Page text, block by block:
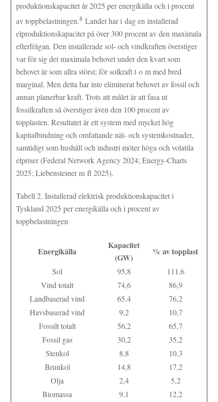
produktionskapacitet år 2025 per energikälla och i procent
av toppbelastningen.8 Landet har i dag en installerad
elproduktionskapacitet på över 300 procent av den maximala
efterfrågan. Den installerade sol- och vindkraften överstiger
var för sig det maximala behovet under den kvart som
behovet är som allra störst; för solkraft t o m med bred
marginal. Men detta har inte eliminerat behovet av fossil och
annan planerbar kraft. Trots att målet är att fasa ut
fossilkraften så överstiger även den 100 procent av
topplasten. Resultatet är ett system med mycket hög
kapitalbindning och omfattande nät- och systemkostnader,
samtidigt som hushåll och industri möter höga och volatila
elpriser (Federal Network Agency 2024; Energy-Charts
2025; Liebensteiner m fl 2025).
Tabell 2. Installerad elektrisk produktionskapacitet i
Tyskland 2025 per energikälla och i procent av
toppbelastningen
Energikälla
Kapacitet
(GW)
% av topplast
Sol 95,8
111,6
Vind totalt
74,6
86,9
Landbaserad vind
65,4
76,2
Havsbaserad vind
9,2
10,7
Fossilt totalt
56,2
65,7
Fossil gas
30,2
35,2
Stenkol
8,8
10,3
Brunkol
14,8
17,2
Olja
2,4
5,2
Biomassa
9,1
12,2